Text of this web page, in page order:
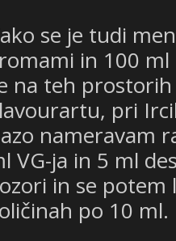
se je tudi
in 100
na teh
pri
nameravam
VG-ja in 5 ml
in se
po 10 ml.